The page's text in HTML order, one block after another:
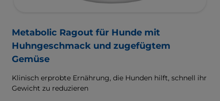
Metabolic Ragout für Hunde mit
Huhngeschmack und zugefügtem
Gemüse
Klinisch erprobte Ernährung, die Hunden hilft, schnell ihr
Gewicht zu reduzieren